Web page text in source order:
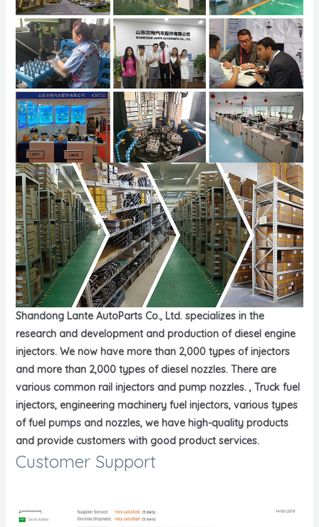
Shandong Lante AutoParts Co., Ltd. specializes in the
research and development and production of diesel engine
injectors. We now have more than 2,000 types of injectors
and more than 2,000 types of diesel nozzles. There are
various common rail injectors and pump nozzles. , Truck fuel
injectors, engineering machinery fuel injectors, various types
of fuel pumps and nozzles, we have high-quality products
and provide customers with good product services.
Customer Support